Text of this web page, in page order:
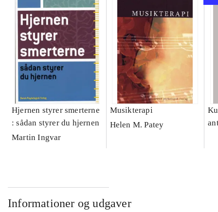
Hjernen styrer smerterne
: sådan styrer du hjernen
Martin Ingvar
Musikterapi
Helen M. Patey
Informationer og udgaver